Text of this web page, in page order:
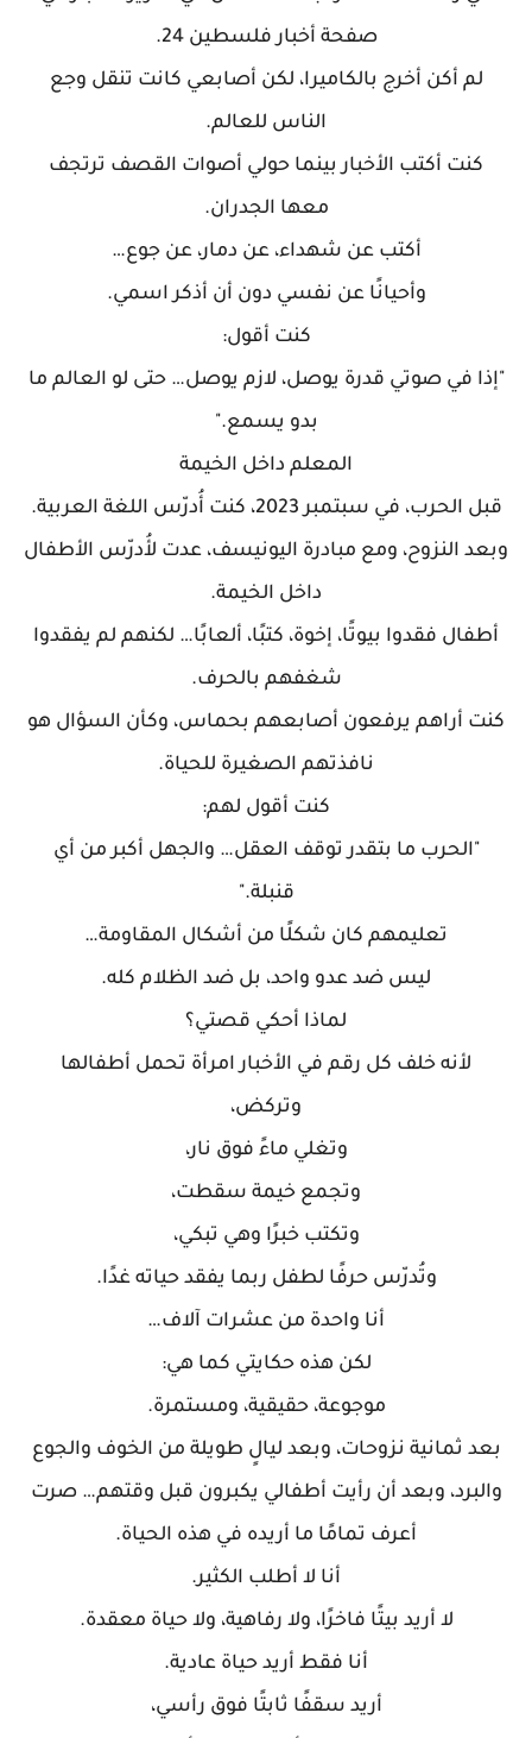
صفحة أخبار فلسطين 24.
لم أكن أخرج بالكاميرا، لكن أصابعي كانت تنقل وجع
الناس للعالم.
كنت أكتب الأخبار بينما حولي أصوات القصف ترتجف
معها الجدران.
أكتب عن شهداء، عن دمار، عن جوع…
وأحيانًا عن نفسي دون أن أذكر اسمي.
كنت أقول:
"إذا في صوتي قدرة يوصل، لازم يوصل… حتى لو العالم ما
بدو يسمع."
المعلم داخل الخيمة
قبل الحرب، في سبتمبر 2023، كنت أُدرّس اللغة العربية.
وبعد النزوح، ومع مبادرة اليونيسف، عدت لأُدرّس الأطفال
داخل الخيمة.
أطفال فقدوا بيوتًا، إخوة، كتبًا، ألعابًا… لكنهم لم يفقدوا
شغفهم بالحرف.
كنت أراهم يرفعون أصابعهم بحماس، وكأن السؤال هو
نافذتهم الصغيرة للحياة.
كنت أقول لهم:
"الحرب ما بتقدر توقف العقل… والجهل أكبر من أي
قنبلة."
تعليمهم كان شكلًا من أشكال المقاومة…
ليس ضد عدو واحد، بل ضد الظلام كله.
لماذا أحكي قصتي؟
لأنه خلف كل رقم في الأخبار امرأة تحمل أطفالها
وتركض،
وتغلي ماءً فوق نار،
وتجمع خيمة سقطت،
وتكتب خبرًا وهي تبكي،
وتُدرّس حرفًا لطفل ربما يفقد حياته غدًا.
أنا واحدة من عشرات آلاف…
لكن هذه حكايتي كما هي:
موجوعة، حقيقية، ومستمرة.
بعد ثمانية نزوحات، وبعد ليالٍ طويلة من الخوف والجوع
والبرد، وبعد أن رأيت أطفالي يكبرون قبل وقتهم… صرت
أعرف تمامًا ما أريده في هذه الحياة.
أنا لا أطلب الكثير.
لا أريد بيتًا فاخرًا، ولا رفاهية، ولا حياة معقدة.
أنا فقط أريد حياة عادية.
أريد سقفًا ثابتًا فوق رأسي،